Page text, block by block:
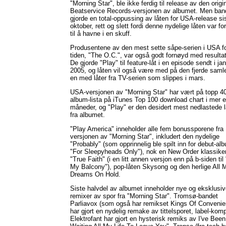
"Morning Star", ble ikke ferdig til release av den
Beatservice Records-versjonen av albumet. Men
gjorde en total-oppussing av låten for USA-release
oktober, rett og slett fordi denne nydelige låten var
til å havne i en skuff.
Produsentene av den mest sette såpe-serien i USA
tiden, "The O.C.", var også godt fornøyd med
De gjorde "Play" til feature-låt i en episode sendt i
2005, og låten vil også være med på den fjerde
en med låter fra TV-serien som slippes i mars.
USA-versjonen av "Morning Star" har vært på topp
album-lista på iTunes Top 100 download chart i mer
måneder, og "Play" er den desidert mest nedlastede
fra albumet.
"Play America" inneholder alle fem bonussporene fra
versjonen av "Morning Star", inkludert den nydelige
"Probably" (som opprinnelig ble spilt inn for debut-
"For Sleepyheads Only"), nok en New Order
"True Faith" (i en litt annen versjon enn på b-siden til
My Balcony"), pop-låten Skysong og den herlige All
Dreams On Hold.
Siste halvdel av albumet inneholder nye og
remixer av spor fra "Morning Star". Tromsø-bandet
Parliavox (som også har remikset Kings Of
har gjort en nydelig remake av tittelsporet, label-
Elektrofant har gjort en hysterisk remiks av I've Been